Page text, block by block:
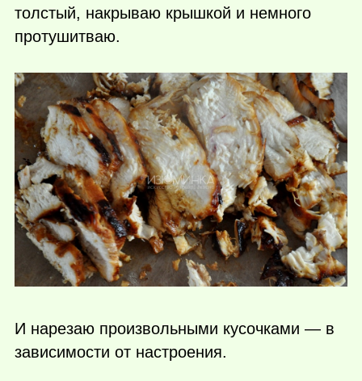
толстый, накрываю крышкой и немного
протушитваю.
И нарезаю произвольными кусочками — в
зависимости от настроения.